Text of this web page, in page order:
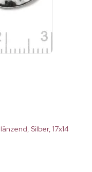
Silber, 17x14